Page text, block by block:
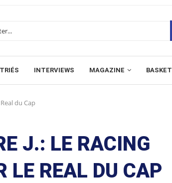
INTERVIEWS MAGAZINE BASKET
du Cap
J.: LE RACING
LE REAL DU CAP